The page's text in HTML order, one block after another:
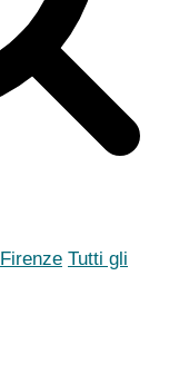
Firenze Tutti gli